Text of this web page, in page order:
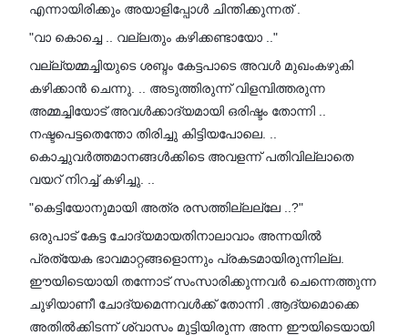
എന്നായിരിക്കും അയാളിപ്പോൾ ചിന്തിക്കുന്നത് .
"വാ കൊച്ചെ .. വല്ലതും കഴിക്കണ്ടായോ .."
വല്ല്യമ്മച്ചിയുടെ ശബ്ദം കേട്ടപാടെ അവൾ മുഖംകഴുകി
കഴിക്കാൻ ചെന്നു. .. അടുത്തിരുന്ന് വിളമ്പിത്തരുന്ന
അമ്മച്ചിയോട് അവൾക്കാദ്യമായി ഒരിഷ്ടം തോന്നി ..
നഷ്ടപെട്ടതെന്തോ തിരിച്ചു കിട്ടിയപോലെ. ..
കൊച്ചുവർത്തമാനങ്ങൾക്കിടെ അവളന്ന് പതിവില്ലാതെ
വയറ് നിറച്ച് കഴിച്ചു. ..
"കെട്ടിയോനുമായി അത്ര രസത്തില്ലല്ലേ ..?"
ഒരുപാട് കേട്ട ചോദ്യമായതിനാലാവാം അന്നയിൽ
പ്രത്യേക ഭാവമാറ്റങ്ങളൊന്നും പ്രകടമായിരുന്നില്ല.
ഈയിടെയായി തന്നോട് സംസാരിക്കുന്നവർ ചെന്നെത്തുന്ന
ചുഴിയാണീ ചോദ്യമെന്നവൾക്ക് തോന്നി .ആദ്യമൊക്കെ
അതിൽക്കിടന്ന് ശ്വാസം മുട്ടിയിരുന്ന അന്ന ഈയിടെയായി